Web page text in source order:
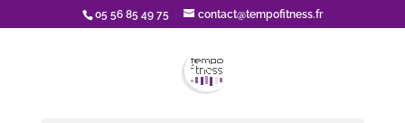
05 56 85 49 75 contact@tempofitness.fr